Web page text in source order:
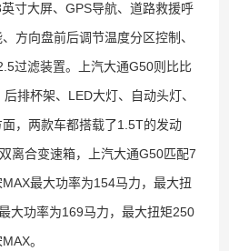
寸大屏、GPS导航、道路救援呼
方向盘前后调节温度分区控制、
过滤装置。上汽大通G50则比比
排杯架、LED大灯、自动头灯、
，两款车都搭载了1.5T的发动
离合变速箱，上汽大通G50匹配7
最大功率为154马力，最大扭
大功率为169马力，最大扭矩250
。